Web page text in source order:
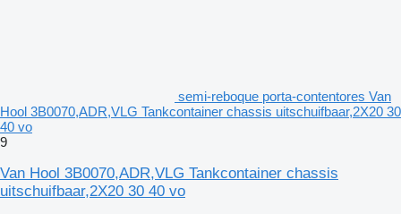
semi-reboque porta-contentores Van
Hool 3B0070,ADR,VLG Tankcontainer chassis uitschuifbaar,2X20 30
40 vo
9
Van Hool 3B0070,ADR,VLG Tankcontainer chassis
uitschuifbaar,2X20 30 40 vo